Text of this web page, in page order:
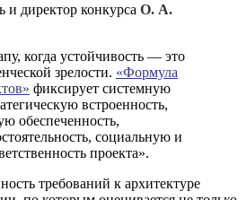
и директор конкурса О. А.
когда устойчивость — это
зрелости. «Формула
фиксирует системную
встроенность,
обеспеченность,
социальную и
проекта».
требований к архитектуре